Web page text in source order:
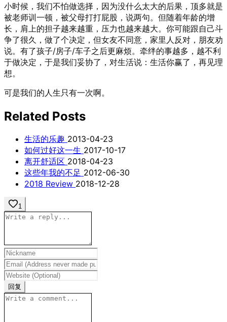
小时候，我们不怕做选择，因为没什么太大的后果，顶多就是
被老师训一顿，被父母打打屁股，说两句。但随着年龄的增
长，肩上的担子越来越重，压力也越来越大。你可能跟自己斗
争了很久，做了个决定，但女友不同意，家里人反对，朋友劝
说。有了孩子/房子/车子之后更麻烦。牵绊的事越多，越不利
于做决定，于是我们妥协了，对生活说：生活你赢了，再见理
想。
可是我们的人生只有一次啊。
Related Posts
生活的乐趣 2013-04-23
如何过好这一生 2017-10-17
离开舒适区 2018-04-23
这些年我的不足 2012-06-30
2018 Review 2018-12-28
1
回复